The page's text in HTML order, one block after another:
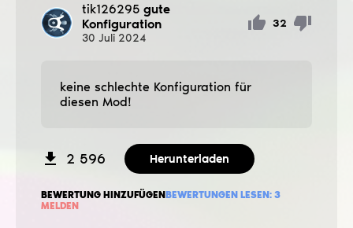
tik126295 gute
Konfiguration
30 Juli 2024
32
keine schlechte Konfiguration für
diesen Mod!
2 596 Herunterladen
BEWERTUNG HINZUFÜGENBEWERTUNGEN LESEN: 3
MELDEN